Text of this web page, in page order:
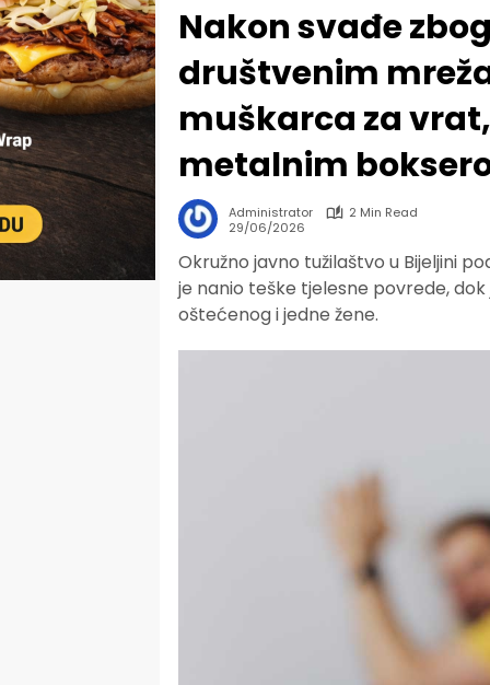
Nakon svađe
društvenim
muškarca za
metalnim
Administrator
2 Min Read
29/06/2026
Okružno javno tužilaštvo u Bijeljini
je nanio teške tjelesne povrede,
oštećenog i jedne žene.